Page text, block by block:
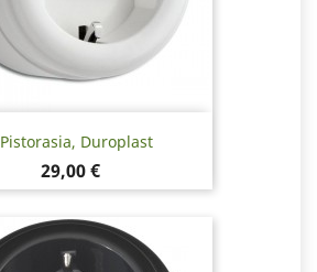
Pistorasia, Duroplast
Hinta
29,00 €